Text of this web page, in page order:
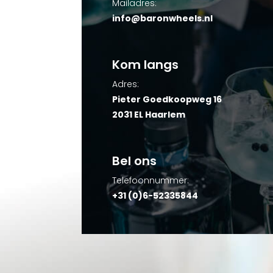
Mailadres:
info@baronwheels.nl
Kom langs
Adres:
Pieter Goedkoopweg 16
2031 EL Haarlem
Bel ons
Telefoonnummer:
+31 (0)6-52335844